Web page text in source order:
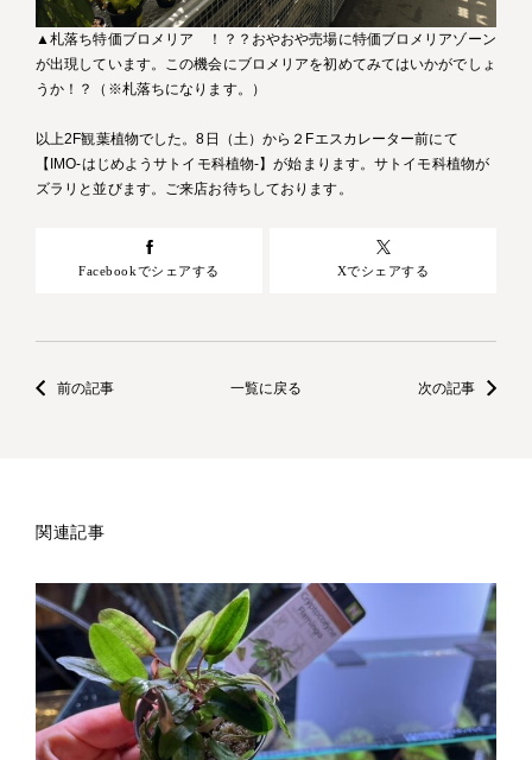
▲札落ち特価ブロメリア ！？？おやおや売場に特価ブロメリアゾーン
が出現しています。この機会にブロメリアを初めてみてはいかがでしょ
うか！？（※札落ちになります。）
以上2F観葉植物でした。8日（土）から２Fエスカレーター前にて
【IMO-はじめようサトイモ科植物‐】が始まります。サトイモ科植物が
ズラリと並びます。ご来店お待ちしております。
Facebookでシェアする Xでシェアする
前の記事 一覧に戻る 次の記事
関連記事